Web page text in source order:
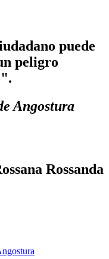
puede
peligro
Angostura
Rossanda